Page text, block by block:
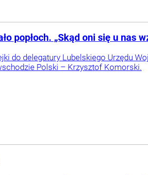
popłoch. „Skąd oni się u nas
do delegatury Lubelskiego Urzędu
Polski – Krzysztof Komorski.